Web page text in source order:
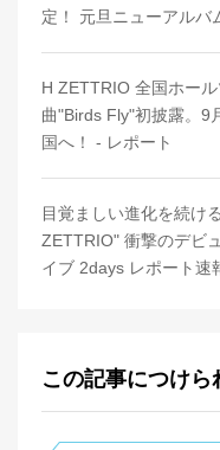
定！ 元旦ニューアルバ
H ZETTRIO 全国ホー
曲"Birds Fly"初披露。9
国へ！ - レポート
目覚ましい進化を続け
ZETTRIO" 衝撃のデビ
イブ 2days レポート速
この記事につけら